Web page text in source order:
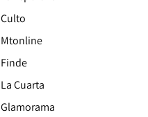
Culto
Mtonline
Finde
La Cuarta
Glamorama